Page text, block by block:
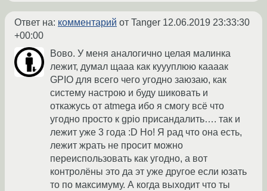
Ответ на: комментарий от Tanger 12.06.2019 23:33:30
+00:00
Вово. У меня аналогично целая малинка
лежит, думал щааа как куууплюю каааак
GPIO для всего чего угодно заюзаю, как
систему настрою и буду шиковать и
откажусь от atmega ибо я смогу всё что
угодно просто к gpio присандалить…. так и
лежит уже 3 года :D Но! Я рад что она есть,
лежит жрать не просит можно
переиспользовать как угодно, а вот
контролёны это да эт уже другое если юзать
то по максимуму. А когда выходит что ты